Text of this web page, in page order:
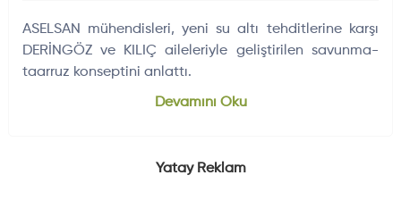
ASELSAN mühendisleri, yeni su altı tehditlerine karşı
DERİNGÖZ ve KILIÇ aileleriyle geliştirilen savunma-
taarruz konseptini anlattı.
Devamını Oku
Yatay Reklam